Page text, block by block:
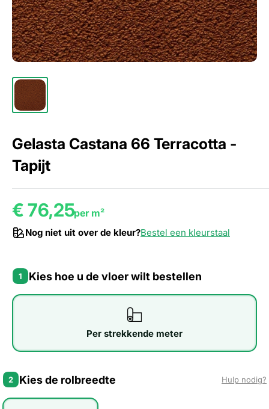
Gelasta Castana 66 Terracotta -
Tapijt
€ 76,25per m²
Nog niet uit over de kleur?Bestel een kleurstaal
1 Kies hoe u de vloer wilt bestellen
Per strekkende meter
2 Kies de rolbreedte Hulp nodig?